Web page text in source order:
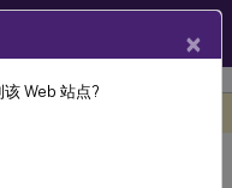
Agent 2303
×
Web 站点?